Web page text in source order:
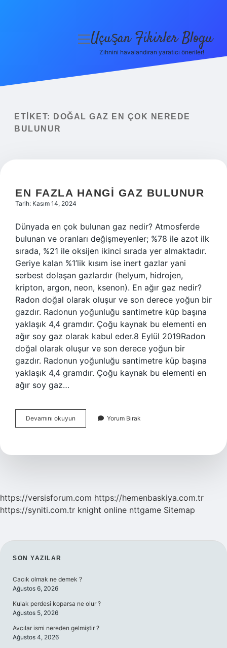
Yasal Uyarı
menüyü
Uçuşan Fikirler Blogu
Zihnini havalandıran yaratıcı öneriler!
ETIKET:
DOĞAL GAZ EN ÇOK NEREDE
BULUNUR
EN FAZLA HANGI GAZ BULUNUR
Tarih: Kasım 14, 2024
Dünyada en çok bulunan gaz nedir? Atmosferde
bulunan ve oranları değişmeyenler; %78 ile azot ilk
sırada, %21 ile oksijen ikinci sırada yer almaktadır.
Geriye kalan %1’lik kısım ise inert gazlar yani
serbest dolaşan gazlardır (helyum, hidrojen,
kripton, argon, neon, ksenon). En ağır gaz nedir?
Radon doğal olarak oluşur ve son derece yoğun bir
gazdır. Radonun yoğunluğu santimetre küp başına
yaklaşık 4,4 gramdır. Çoğu kaynak bu elementi en
ağır soy gaz olarak kabul eder.8 Eylül 2019Radon
doğal olarak oluşur ve son derece yoğun bir
gazdır. Radonun yoğunluğu santimetre küp başına
yaklaşık 4,4 gramdır. Çoğu kaynak bu elementi en
ağır soy gaz…
Devamını okuyun
Fazla
Bulunur
Yorum Bırak
https://versisforum.com https://hemenbaskiya.com.tr
https://syniti.com.tr knight online nttgame Sitemap
SIDEBAR
SON YAZILAR
Cacık olmak ne demek ?
Ağustos 6, 2026
Kulak perdesi koparsa ne olur ?
Ağustos 5, 2026
Avcılar ismi nereden gelmiştir ?
Ağustos 4, 2026